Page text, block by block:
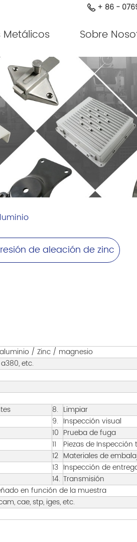
+ 86 -
Sobre
de aleación de zinc
/ Zinc / magnesio
etc.
8. Limpiar
9. Inspección visual
10 Prueba de fuga
11
Piezas de
12 Materiales de
13 Inspección de
14. Transmisión
en función de la muestra
cae, stp, iges, etc.